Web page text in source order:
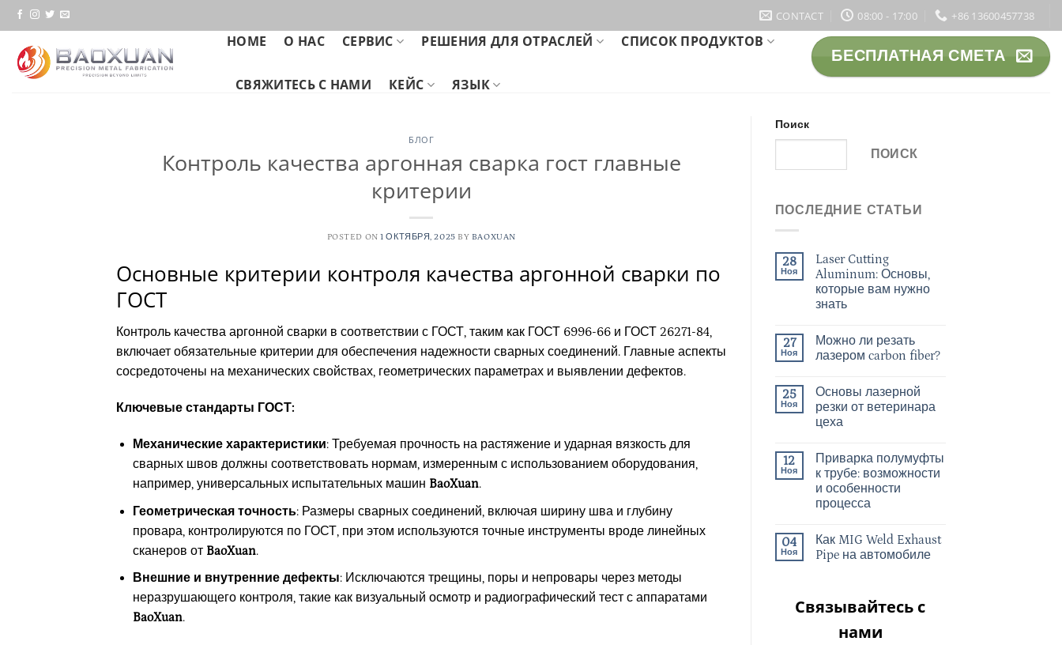
Skip
to
content
CONTACT 08:00 - 17:00 +86 13600457738
HOME О НАС СЕРВИС РЕШЕНИЯ ДЛЯ ОТРАСЛЕЙ СПИСОК ПРОДУКТОВ
СВЯЖИТЕСЬ С НАМИ КЕЙС ЯЗЫК
БЕСПЛАТНАЯ СМЕТА
БЛОГ
Контроль качества аргонная сварка гост главные
критерии
POSTED ON1 ОКТЯБРЯ, 2025 BY BAOXUAN
Основные критерии контроля качества аргонной сварки по
ГОСТ
Контроль качества аргонной сварки в соответствии с ГОСТ, таким как ГОСТ 6996-66 и ГОСТ 26271-84,
включает обязательные критерии для обеспечения надежности сварных соединений. Главные аспекты
сосредоточены на механических свойствах, геометрических параметрах и выявлении дефектов.
Ключевые стандарты ГОСТ:
Механические характеристики: Требуемая прочность на растяжение и ударная вязкость для
сварных швов должны соответствовать нормам, измеренным с использованием оборудования,
например, универсальных испытательных машин BaoXuan.
Геометрическая точность: Размеры сварных соединений, включая ширину шва и глубину
провара, контролируются по ГОСТ, при этом используются точные инструменты вроде линейных
сканеров от BaoXuan.
Внешние и внутренние дефекты: Исключаются трещины, поры и непровары через методы
неразрушающего контроля, такие как визуальный осмотр и радиографический тест с аппаратами
BaoXuan.
Поиск
ПОИСК
ПОСЛЕДНИЕ СТАТЬИ
28
Ноя
Laser Cutting
Aluminum: Основы,
которые вам нужно
знать
27
Ноя
Можно ли резать
лазером carbon fiber?
25
Ноя
Основы лазерной
резки от ветеринара
цеха
12
Ноя
Приварка полумуфты
к трубе: возможности
и особенности
процесса
04
Ноя
Как MIG Weld Exhaust
Pipe на автомобиле
Связывайтесь с
нами